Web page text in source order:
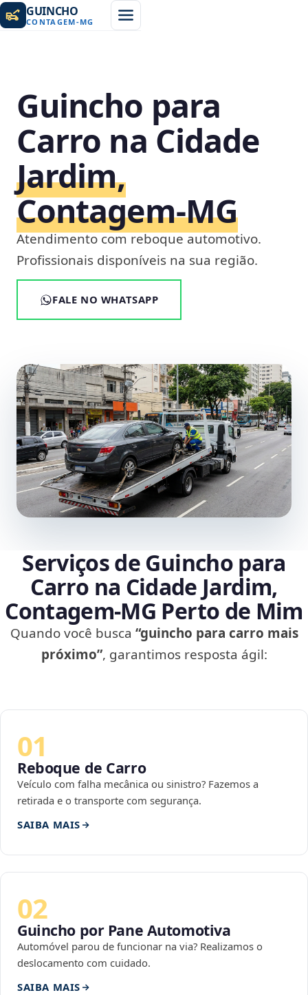
GUINCHO
CONTAGEM-MG
Guincho para
Carro na Cidade
Jardim,
Contagem‑MG
Atendimento com reboque automotivo.
Profissionais disponíveis na sua região.
FALE NO WHATSAPP
Serviços de Guincho para
Carro na Cidade Jardim,
Contagem‑MG Perto de Mim
Quando você busca “guincho para carro mais
próximo”, garantimos resposta ágil:
01
Reboque de Carro
Veículo com falha mecânica ou sinistro? Fazemos a
retirada e o transporte com segurança.
SAIBA MAIS
02
Guincho por Pane Automotiva
Automóvel parou de funcionar na via? Realizamos o
deslocamento com cuidado.
SAIBA MAIS